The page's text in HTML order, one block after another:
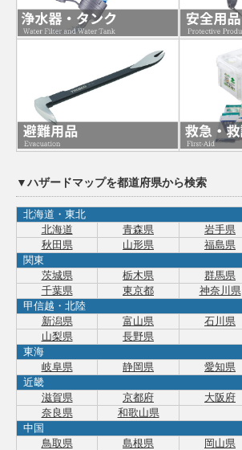
▼ハザードマップを都道府県から検索
北海道・東北
北海道
青森県 岩手県
秋田県
山形県
福島県
関東
茨城県
栃木県 群馬県
千葉県
東京都
神奈川県
甲信越・北陸
新潟県
富山県 石川県
山梨県
長野県
東海
岐阜県
静岡県 愛知県
近畿
滋賀県
京都府 大阪府
奈良県
和歌山県
中国
鳥取県
島根県 岡山県